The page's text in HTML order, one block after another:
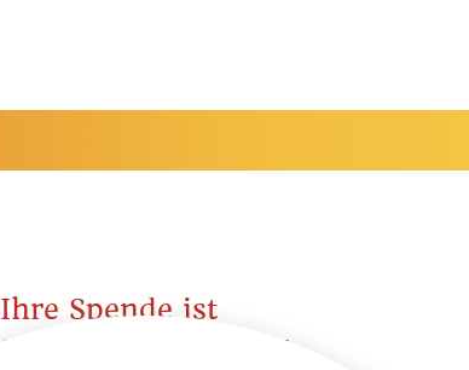
Ihre Spende ist
steuerlich absetzbar.